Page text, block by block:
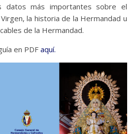
datos más importantes sobre el
la historia de la Hermandad u
de la Hermandad.
en PDF aquí.